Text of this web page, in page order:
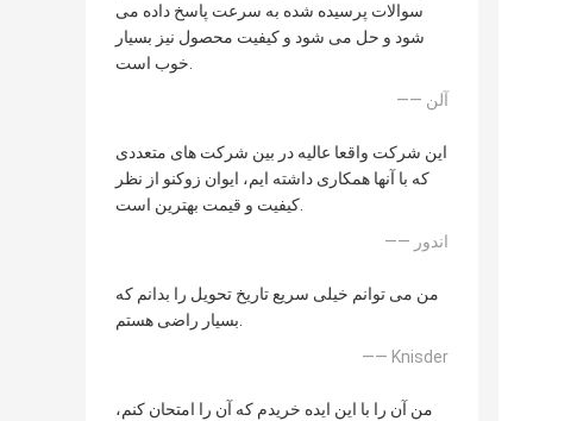
سوالات پرسیده شده به سرعت پاسخ داده می
شود و حل می شود و کیفیت محصول نیز بسیار
خوب است.
—— آلن
این شرکت واقعا عالیه در بین شرکت های متعددی
که با آنها همکاری داشته ایم، ایوان زوکنو از نظر
کیفیت و قیمت بهترین است.
—— اندور
من می توانم خیلی سریع تاریخ تحویل را بدانم که
بسیار راضی هستم.
—— Knisder
من آن را با این ایده خریدم که آن را امتحان کنم،